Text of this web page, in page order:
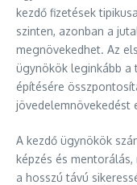
kezdő fizetések
szinten, azonban a
megnövekedhet. Az
ügynökök leginkább a
építésére
jövedelemnövekedést
A kezdő ügynökök
képzés és
a hosszú távú